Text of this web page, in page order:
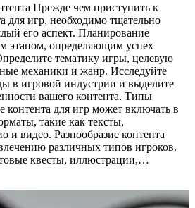
Прежде чем приступить к
для игр, необходимо тщательно
его аспект. Планирование
этапом, определяющим успех
тематику игры, целевую
механики и жанр. Исследуйте
в игровой индустрии и выделите
вашего контента. Типы
контента для игр может включать в
такие как тексты,
и видео. Разнообразие контента
различных типов игроков.
квесты, иллюстрации,…